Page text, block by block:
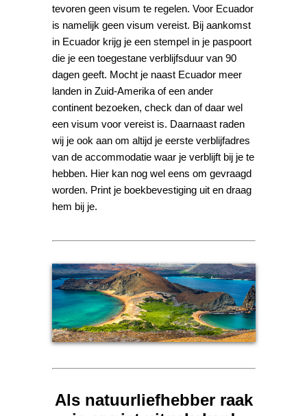
tevoren geen visum te regelen. Voor Ecuador
is namelijk geen visum vereist. Bij aankomst
in Ecuador krijg je een stempel in je paspoort
die je een toegestane verblijfsduur van 90
dagen geeft. Mocht je naast Ecuador meer
landen in Zuid-Amerika of een ander
continent bezoeken, check dan of daar wel
een visum voor vereist is. Daarnaast raden
wij je ook aan om altijd je eerste verblijfadres
van de accommodatie waar je verblijft bij je te
hebben. Hier kan nog wel eens om gevraagd
worden. Print je boekbevestiging uit en draag
hem bij je.
Als natuurliefhebber raak